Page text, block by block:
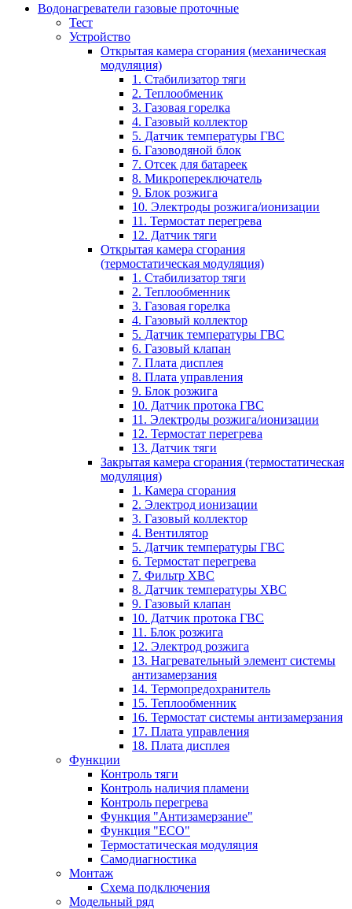
Водонагреватели газовые проточные
Тест
Устройство
Открытая камера сгорания (механическая
модуляция)
1. Стабилизатор тяги
2. Теплообменик
3. Газовая горелка
4. Газовый коллектор
5. Датчик температуры ГВС
6. Газоводяной блок
7. Отсек для батареек
8. Микропереключатель
9. Блок розжига
10. Электроды розжига/ионизации
11. Термостат перегрева
12. Датчик тяги
Открытая камера сгорания
(термостатическая модуляция)
1. Стабилизатор тяги
2. Теплообменник
3. Газовая горелка
4. Газовый коллектор
5. Датчик температуры ГВС
6. Газовый клапан
7. Плата дисплея
8. Плата управления
9. Блок розжига
10. Датчик протока ГВС
11. Электроды розжига/ионизации
12. Термостат перегрева
13. Датчик тяги
Закрытая камера сгорания (термостатическая
модуляция)
1. Камера сгорания
2. Электрод ионизации
3. Газовый коллектор
4. Вентилятор
5. Датчик температуры ГВС
6. Термостат перегрева
7. Фильтр ХВС
8. Датчик температуры ХВС
9. Газовый клапан
10. Датчик протока ГВС
11. Блок розжига
12. Электрод розжига
13. Нагревательный элемент системы
антизамерзания
14. Термопредохранитель
15. Теплообменник
16. Термостат системы антизамерзания
17. Плата управления
18. Плата дисплея
Функции
Контроль тяги
Контроль наличия пламени
Контроль перегрева
Функция "Антизамерзание"
Функция "ECO"
Термостатическая модуляция
Самодиагностика
Монтаж
Схема подключения
Модельный ряд